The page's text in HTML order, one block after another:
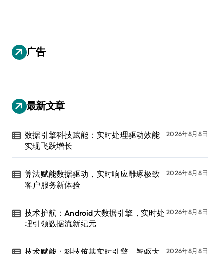
广告
最新文章
数据引擎科技赋能：实时处理驱动效能
实现飞跃增长
2026年8月8日
算法赋能数据驱动，实时响应雕琢极致
客户服务新体验
2026年8月8日
技术护航：Android大数据引擎，实时处
理引领数据流新纪元
2026年8月8日
技术赋能：科技筑基实时引擎，智驱大 2026年8月8日